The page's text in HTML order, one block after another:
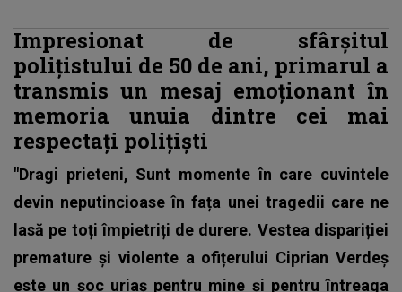
Impresionat de sfârșitul
polițistului de 50 de ani, primarul a
transmis un mesaj emoționant în
memoria unuia dintre cei mai
respectați polițiști
"Dragi prieteni, Sunt momente în care cuvintele
devin neputincioase în fața unei tragedii care ne
lasă pe toți împietriți de durere. Vestea dispariției
premature și violente a ofițerului Ciprian Verdeș
este un șoc uriaș pentru mine și pentru întreaga